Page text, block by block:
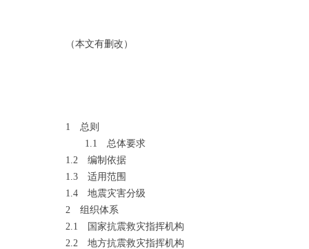
（本文有删改）
1
总则
1.1
总体要求
1.2
编制依据
1.3
适用范围
1.4
地震灾害分级
2 组织体系
2.1
国家抗震救灾指挥机构
2.2
地方抗震救灾指挥机构